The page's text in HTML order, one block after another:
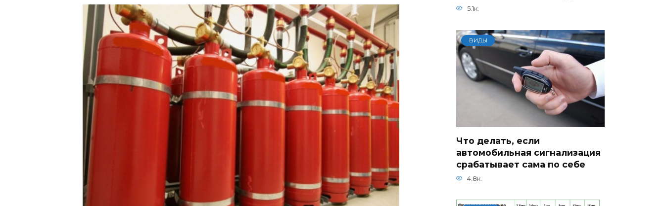
5.1к.
ВИДЫ
Что делать, если
автомобильная сигнализация
срабатывает сама по себе
4.8к.